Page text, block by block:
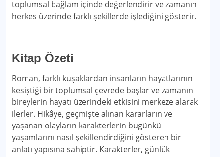
toplumsal bağlam içinde değerlendirir ve zamanın
herkes üzerinde farklı şekillerde işlediğini gösterir.
Kitap Özeti
Roman, farklı kuşaklardan insanların hayatlarının
kesiştiği bir toplumsal çevrede başlar ve zamanın
bireylerin hayatı üzerindeki etkisini merkeze alarak
ilerler. Hikâye, geçmişte alınan kararların ve
yaşanan olayların karakterlerin bugünkü
yaşamlarını nasıl şekillendirdiğini gösteren bir
anlatı yapısına sahiptir. Karakterler, günlük